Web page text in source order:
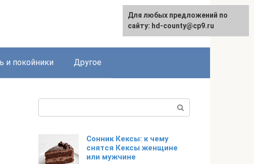
и покойники Другое
Сонник Кексы: к чему
снятся Кексы женщине
или мужчине
Для любых предложений по
сайту: hd-county@cp9.ru